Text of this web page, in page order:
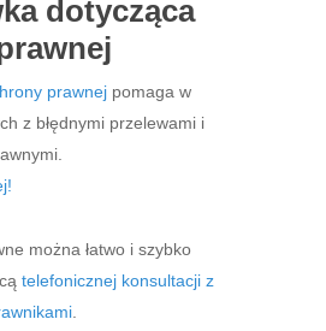
dotycząca
prawnej pomaga w
z błędnymi przelewami i
można łatwo i szybko
telefonicznej konsultacji z